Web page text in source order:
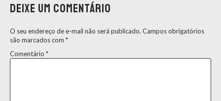
Deixe um comentário
O seu endereço de e-mail não será publicado. Campos obrigatórios
são marcados com *
Comentário *